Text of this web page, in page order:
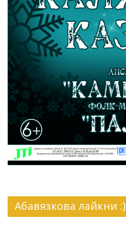
Абавязкова лайкни :)